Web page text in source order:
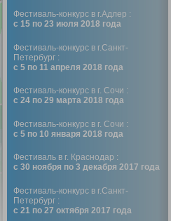
Фестиваль-конкурс в г.Адлер :
с 15 по 23 июля 2018 года
Фестиваль-конкурс в г.Санкт-
Петербург :
с 5 по 11 апреля 2018 года
Фестиваль-конкурс в г. Сочи :
с 24 по 29 марта 2018 года
Фестиваль-конкурс в г. Сочи :
с 5 по 10 января 2018 года
Фестиваль в г. Краснодар :
с 30 ноября по 3 декабря 2017 года
Фестиваль-конкурс в г.Санкт-
Петербург :
с 21 по 27 октября 2017 года